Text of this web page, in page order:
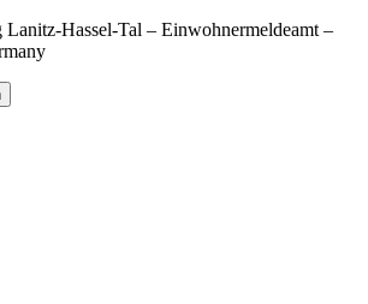
Lanitz-Hassel-Tal – Einwohnermeldeamt –